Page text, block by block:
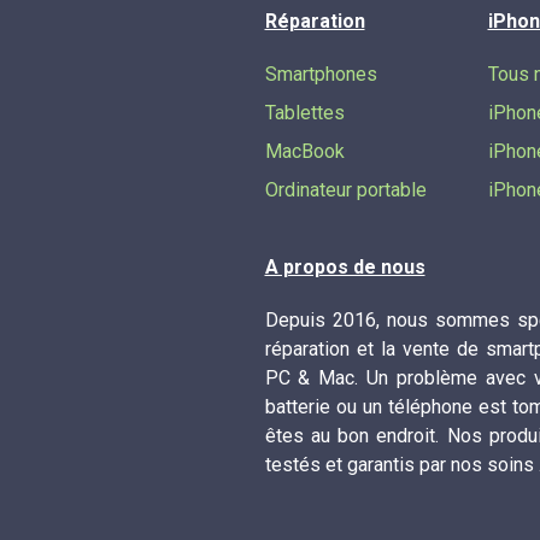
A propos de nous
Depuis 2016, nous sommes
réparation et la vente de
PC & Mac. Un problème avec
batterie ou un téléphone est
êtes au bon endroit. Nos
testés et garantis par nos soins .
Réparation
Smartphones
Tablettes
MacBook
Ordinateur portable
Tous